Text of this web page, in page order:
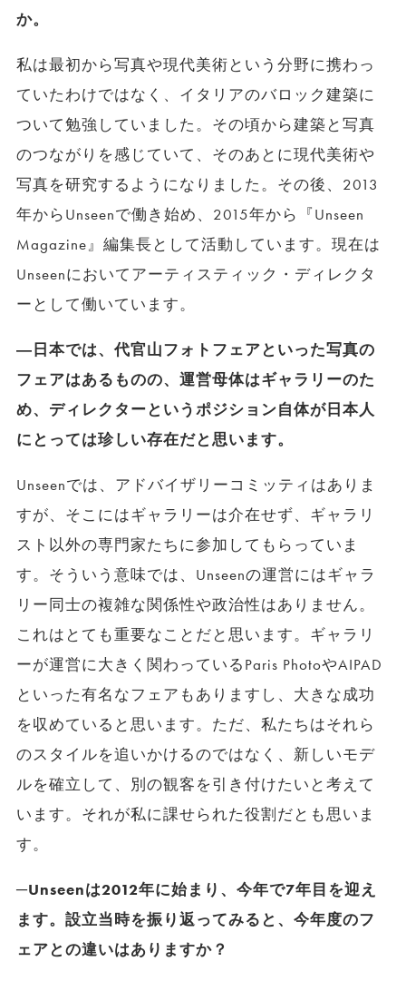
か。
私は最初から写真や現代美術という分野に携わっ
ていたわけではなく、イタリアのバロック建築に
ついて勉強していました。その頃から建築と写真
のつながりを感じていて、そのあとに現代美術や
写真を研究するようになりました。その後、2013
年からUnseenで働き始め、2015年から『Unseen
Magazine』編集長として活動しています。現在は
Unseenにおいてアーティスティック・ディレクタ
ーとして働いています。
―日本では、代官山フォトフェアといった写真の
フェアはあるものの、運営母体はギャラリーのた
め、ディレクターというポジション自体が日本人
にとっては珍しい存在だと思います。
Unseenでは、アドバイザリーコミッティはありま
すが、そこにはギャラリーは介在せず、ギャラリ
スト以外の専門家たちに参加してもらっていま
す。そういう意味では、Unseenの運営にはギャラ
リー同士の複雑な関係性や政治性はありません。
これはとても重要なことだと思います。ギャラリ
ーが運営に大きく関わっているParis PhotoやAIPAD
といった有名なフェアもありますし、大きな成功
を収めていると思います。ただ、私たちはそれら
のスタイルを追いかけるのではなく、新しいモデ
ルを確立して、別の観客を引き付けたいと考えて
います。それが私に課せられた役割だとも思いま
す。
─Unseenは2012年に始まり、今年で7年目を迎え
ます。設立当時を振り返ってみると、今年度のフ
ェアとの違いはありますか？